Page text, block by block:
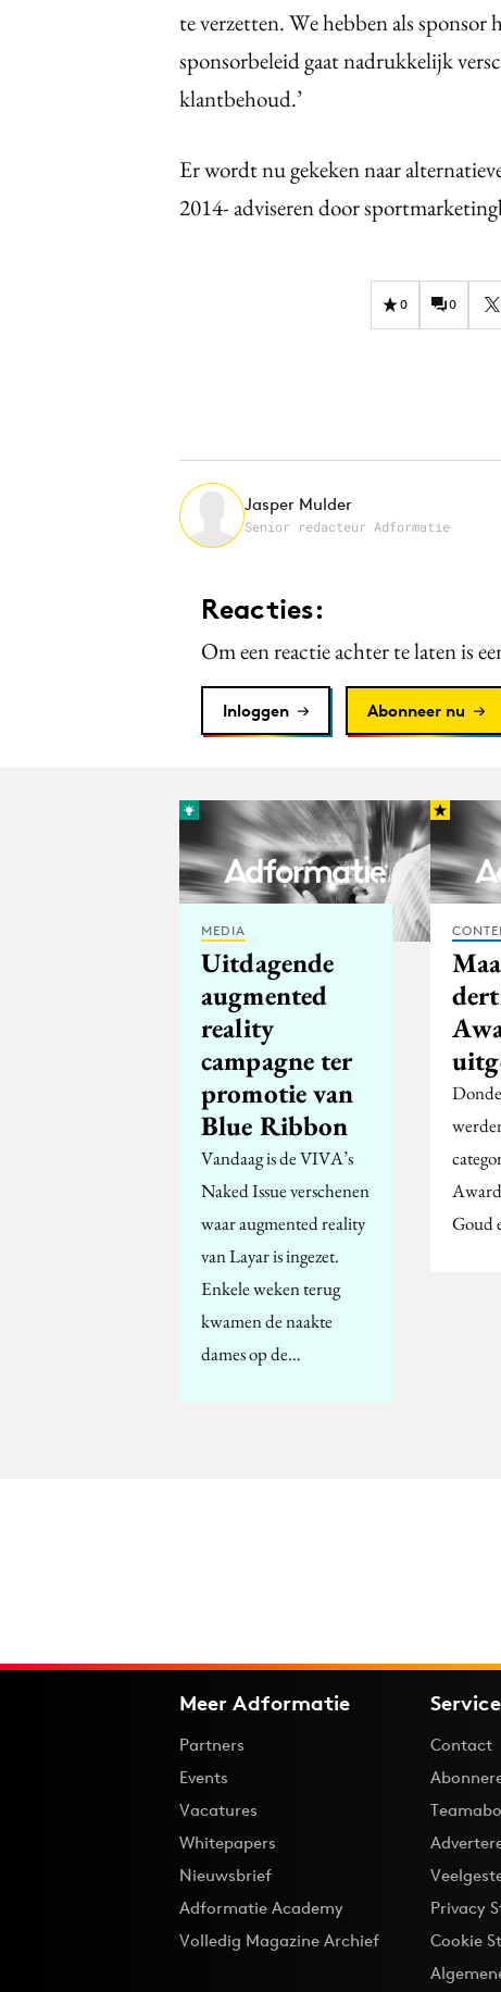
te verzetten. We hebben als
sponsorbeleid gaat nadrukkelijk
klantbehoud.’
Er wordt nu gekeken naar
2014- adviseren door
0 0
Jasper Mulder
Senior redacteur Adformatie
Reacties:
Om een reactie achter te laten is
Inloggen Abonneer nu
MEDIA
Uitdagende
augmented
reality
campagne ter
promotie van
Blue Ribbon
Vandaag is de VIVA’s
Naked Issue verschenen
waar augmented reality
van Layar is ingezet.
Enkele weken terug
kwamen de naakte
dames op de…
Goud
Meer Adformatie
Partners
Events
Vacatures
Whitepapers
Nieuwsbrief
Adformatie Academy
Volledig Magazine Archief
Contact
Privacy
Cookie